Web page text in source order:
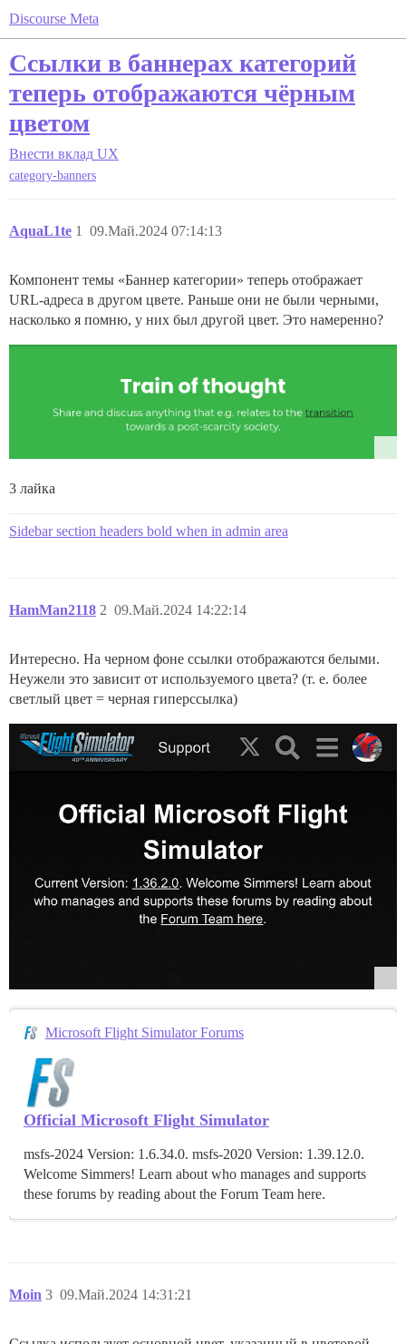
Discourse Meta
Ссылки в баннерах категорий
теперь отображаются чёрным
цветом
Внести вклад UX
category-banners
AquaL1te 09.Май.2024 07:14:13
1
Компонент темы «Баннер категории» теперь отображает
URL-адреса в другом цвете. Раньше они не были черными,
насколько я помню, у них был другой цвет. Это намеренно?
3 лайка
Sidebar section headers bold when in admin area
HamMan2118 09.Май.2024 14:22:14
2
Интересно. На черном фоне ссылки отображаются белыми.
Неужели это зависит от используемого цвета? (т. е. более
светлый цвет = черная гиперссылка)
Microsoft Flight Simulator Forums
Official Microsoft Flight Simulator
msfs-2024 Version: 1.6.34.0. msfs-2020 Version: 1.39.12.0.
Welcome Simmers! Learn about who manages and supports
these forums by reading about the Forum Team here.
Moin 09.Май.2024 14:31:21
3